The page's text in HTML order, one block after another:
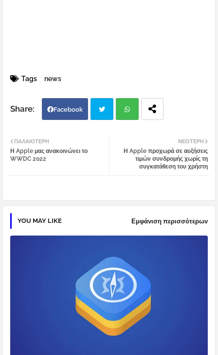
Tags news
Facebook
atsa
ΝΕΌΤΕΡΗ
Η Apple προχωρά σε αυξήσεις
τιμών συνδρομής χωρίς τη
συγκατάθεση του χρήστη
ΠΑΛΑΙΌΤΕΡΗ
Η Apple μας ανακοινώνει το
WWDC 2022
YOU MAY LIKE Εμφάνιση περισσότερων